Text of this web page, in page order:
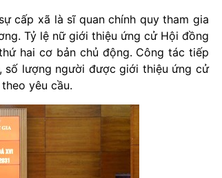
cấp xã là sĩ quan chính quy tham gia
Tỷ lệ nữ giới thiệu ứng cử Hội đồng
hai cơ bản chủ động. Công tác tiếp
số lượng người được giới thiệu ứng cử
yêu cầu.